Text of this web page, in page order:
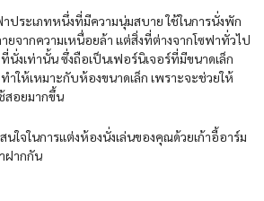
าประเภทหนึ่งที่มีความนุ่มสบาย ใช้ในการนั่งพัก
จากความเหนื่อยล้า แต่สิ่งที่ต่างจากโซฟาทั่วไป
นั่งเท่านั้น ซึ่งถือเป็นเฟอร์นิเจอร์ที่มีขนาดเล็ก
ำให้เหมาะกับห้องขนาดเล็ก เพราะจะช่วยให้
สอยมากขึ้น
นใจในการแต่งห้องนั่งเล่นของคุณด้วยเก้าอี้อาร์ม
ฝากกัน